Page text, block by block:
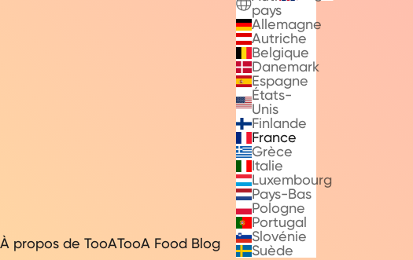
À propos de TooATooA Food Blog
pays
Allemagne
Autriche
Belgique
Danemark
Espagne
États-
Unis
Finlande
France
Grèce
Italie
Luxembourg
Pays-Bas
Pologne
Portugal
Slovénie
Suède